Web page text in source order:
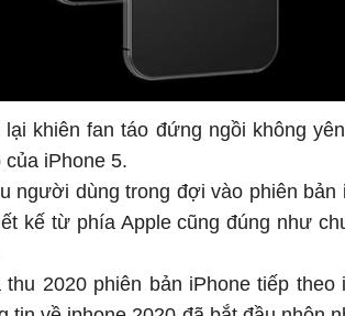
khiên fan táo đứng ngồi không
của iPhone 5.
người dùng trong đợi vào phiên bản
kế từ phía Apple cũng đúng như
2020 phiên bản iPhone tiếp theo